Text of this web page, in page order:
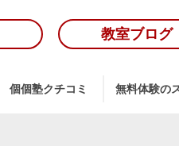
教室ブログ
個個塾クチコミ 無料体験の